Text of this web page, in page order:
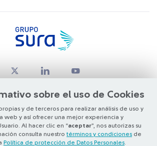
sobre el uso de Cookies
y de terceros para realizar análisis de uso y
web y así ofrecer una mejor experiencia y
Al hacer clic en “aceptar”, nos autorizas su
consulta nuestro términos y condiciones de
Política de protección de Datos Personales
Copyright Grupo SURA 2026